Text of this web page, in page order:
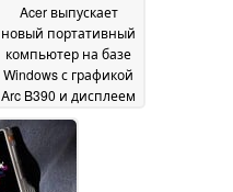
Acer выпускает
новый портативный
компьютер на базе
Windows с графикой
Arc B390 и дисплеем
120 Гц28 May 2026